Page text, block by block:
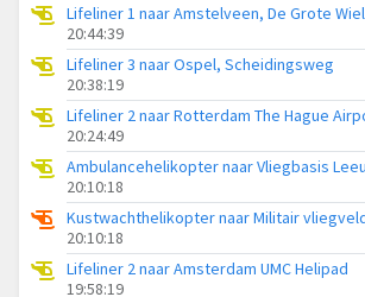
Lifeliner 1 naar Amstelveen, De Grote
20:44:39
Lifeliner 3 naar Ospel, Scheidingsweg
20:38:19
Lifeliner 2 naar Rotterdam The Hague
20:24:49
20:10:18
20:10:18
Lifeliner 2 naar Amsterdam UMC Helipad
19:58:19